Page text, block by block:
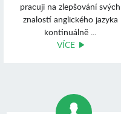
pracuji na zlepšování svých
znalostí anglického jazyka
kontinuálně ...
VÍCE